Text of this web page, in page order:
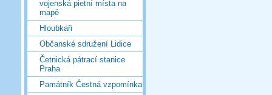
vojenská pietní místa na
mapě
Hloubkaři
Občanské sdružení Lidice
Četnická pátrací stanice
Praha
Památník Čestná vzpomínka